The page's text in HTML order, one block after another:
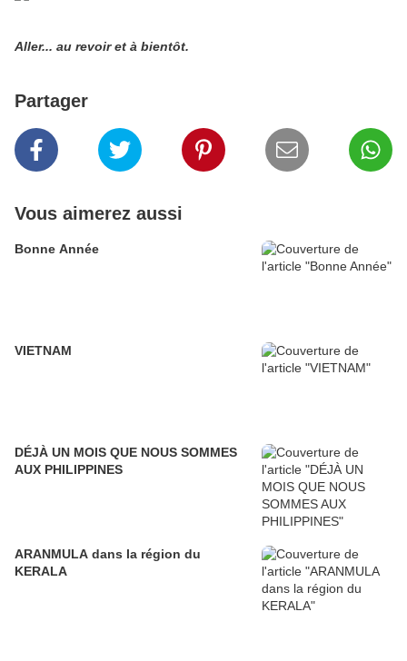
Aller... au revoir et à bientôt.
Partager
Vous aimerez aussi
Bonne Année
VIETNAM
DÉJÀ UN MOIS QUE NOUS SOMMES
AUX PHILIPPINES
ARANMULA dans la région du
KERALA